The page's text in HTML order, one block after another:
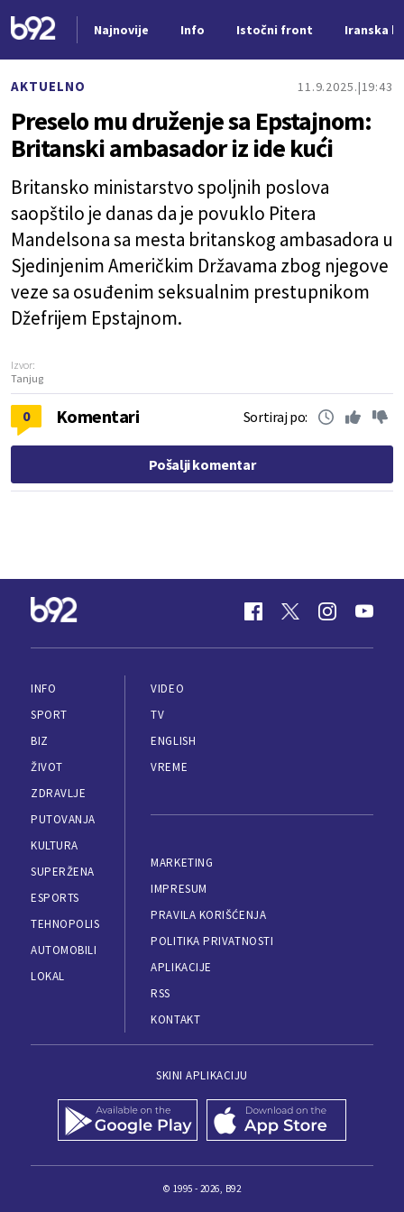
Najnovije Info Istočni front Iranska
AKTUELNO 11.9.2025. 19:43
Preselo mu druženje sa Epstajnom:
Britanski ambasador iz ide kući
Britansko ministarstvo spoljnih poslova
saopštilo je danas da je povuklo Pitera
Mandelsona sa mesta britanskog ambasadora u
Sjedinjenim Američkim Državama zbog njegove
veze sa osuđenim seksualnim prestupnikom
Džefrijem Epstajnom.
Izvor:
Tanjug
0 Komentari Sortiraj po:
Pošalji komentar
INFO
SPORT
BIZ
ŽIVOT
ZDRAVLJE
PUTOVANJA
KULTURA
SUPERŽENA
ESPORTS
TEHNOPOLIS
AUTOMOBILI
LOKAL
VIDEO
TV
ENGLISH
VREME
MARKETING
IMPRESUM
PRAVILA KORIŠĆENJA
POLITIKA PRIVATNOSTI
APLIKACIJE
RSS
KONTAKT
SKINI APLIKACIJU
© 1995 - 2026, B92